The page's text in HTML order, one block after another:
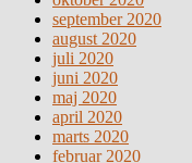
september 2020
august 2020
juli 2020
juni 2020
maj 2020
april 2020
marts 2020
februar 2020